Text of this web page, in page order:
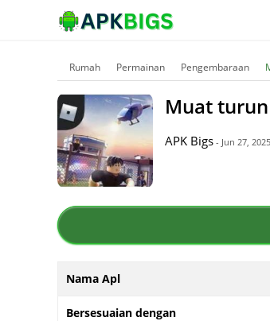
Rumah Permainan Pengembaraan
Muat
APK Bigs - Jun 27, 2025
Nama Apl
Bersesuaian dengan